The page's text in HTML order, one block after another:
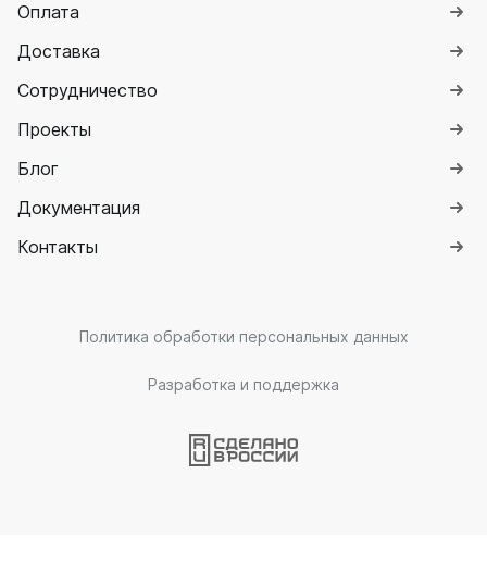
Оплата
Доставка
Сотрудничество
Проекты
Блог
Документация
Контакты
Политика обработки персональных данных
Разработка и поддержка